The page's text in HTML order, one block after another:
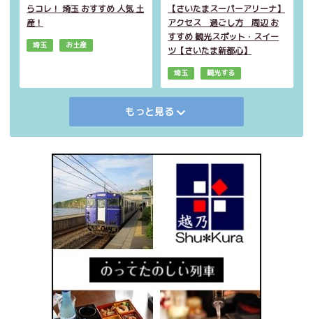
らコレ！ 埼玉 おすすめ 人気 土
産！
埼玉 お土産
【さいたまスーパーアリーナ】
アクセス 過ごし方 周辺 お
すすめ 観光スポット・スイー
ツ【さいたま新都心】
埼玉 観光する
もっと見る